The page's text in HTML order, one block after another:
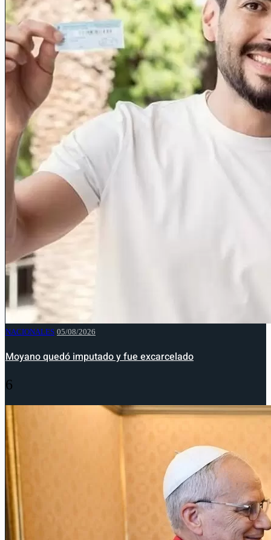
NACIONALES 05/08/2026
Moyano quedó imputado y fue excarcelado
6